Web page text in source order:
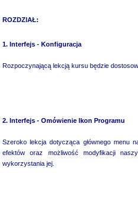
ROZDZIAŁ:
1. Interfejs - Konfiguracja
Rozpoczynającą lekcją kursu będzie
2. Interfejs - Omówienie Ikon Programu
Szeroko lekcja dotycząca głównego menu
efektów oraz możliwość modyfikacji
wykorzystania jej.